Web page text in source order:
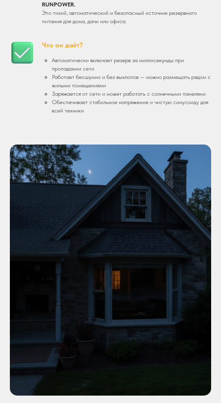
RUNPOWER.
Это тихий, автоматический и безопасный источник резервного
питания для дома, дачи или офиса.
Что он даёт?
Автоматически включает резерв за миллисекунды при
пропадании сети
Работает бесшумно и без выхлопов — можно размещать рядом с
жилыми помещениями
Заряжается от сети и может работать с солнечными панелями
Обеспечивает стабильное напряжение и чистую синусоиду для
всей техники